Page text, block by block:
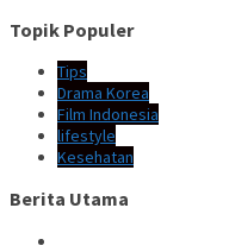
Topik Populer
Tips
Drama Korea
Film Indonesia
lifestyle
Kesehatan
Berita Utama